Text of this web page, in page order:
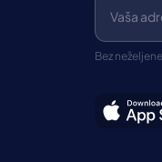
Bez